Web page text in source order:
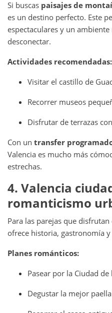
Si buscas paisajes de
es un destino perfecto. Este
espectaculares y un
desconectar.
Actividades recomendadas:
Visitar el castillo de
Recorrer museos
Disfrutar de terrazas
Con un transfer
Valencia es mucho más
estrechas.
4. Valencia
romanticismo
Para las parejas que disfrutan
ofrece historia, gastronomía
Planes románticos:
Pasear por la Ciudad
Degustar la mejor